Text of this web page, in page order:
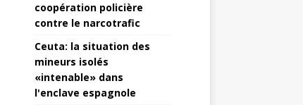
coopération policière
contre le narcotrafic
Ceuta: la situation des
mineurs isolés
«intenable» dans
l'enclave espagnole